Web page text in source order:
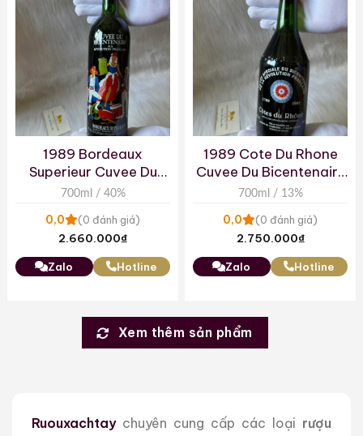
1989 Bordeaux
Superieur Cuvee Du
Bicentenaire De La
Ver3
700ml / 40%
0,0 (0 đánh giá)
2.660.000₫
Zalo Hotline
1989 Cote Du Rhone
Cuvee Du Bicentenaire
De La Revolution
700ml / 13%
0,0 (0 đánh giá)
2.750.000₫
Zalo Hotline
Xem thêm sản phẩm
Ruouxachtaychuyên cung cấp các loại rượu